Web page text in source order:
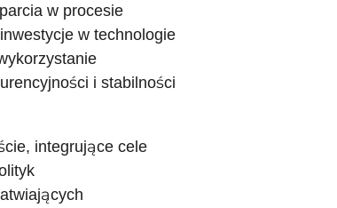
w procesie
w technologie
i stabilności
integrujące cele